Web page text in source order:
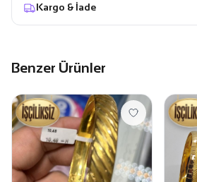
Kargo & İade
Benzer Ürünler